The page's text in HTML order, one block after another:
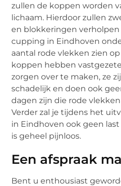
zullen de koppen worden
lichaam. Hierdoor zullen
en blokkeringen verholpen
cupping in Eindhoven
aantal rode vlekken zien
koppen hebben
zorgen over te maken, ze
schadelijk en doen ook
dagen zijn die rode
Verder zal je tijdens het
in Eindhoven ook geen
is geheel pijnloos.
Een afspraak
Bent u enthousiast